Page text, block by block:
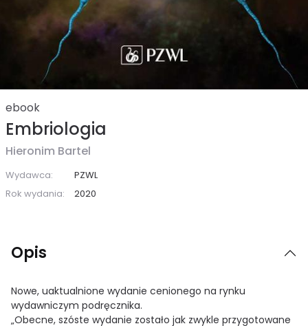
ebook
Embriologia
Hieronim Bartel
Wydawca:
PZWL
Rok wydania:
2020
Opis
Nowe, uaktualnione wydanie cenionego na rynku
wydawniczym podręcznika.
„Obecne, szóste wydanie zostało jak zwykle przygotowane